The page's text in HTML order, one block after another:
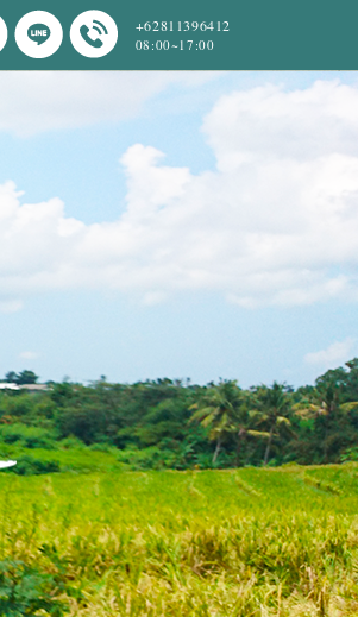
+62811396412
08:00~17:00